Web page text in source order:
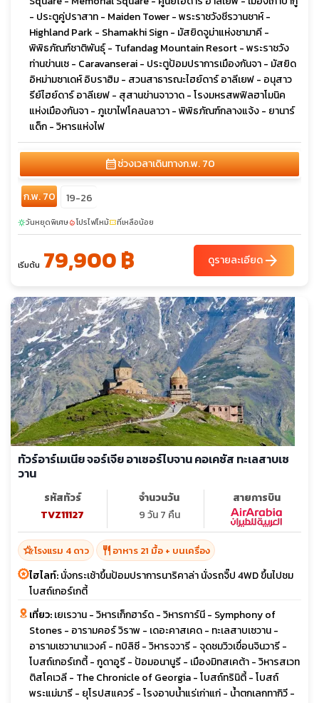
- ประตูคู่ปราสาท - Maiden Tower - พระราชวังชีรวานชาห์ -
Highland Park - Shamakhi Sign - มัสยิดจูม่าแห่งชามาคี -
พิพิธภัณฑ์ชาติพันธุ์ - Tufandag Mountain Resort - พระราชวัง
ท่านข่านเซ - Caravanserai - ประตูป้อมปราการเมืองกันจา - มัสยิด
อิหม่ามซาเดห์ อิบราฮิม - สวนสาธารณะไฮย์ดาร์ อาลีเยฟ - อนุสาว
รีย์ไฮย์ดาร์ อาลีเยฟ - สุสานข่านจาวาด - โรงมหรสพฟิลฮาโมนิค
แห่งเมืองกันจา - ภูเขาไฟโคลนลาวา - พิพิธภัณฑ์กลางแจ้ง - ยานาร์
แด็ก - วิหารแห่งไฟ
calendar_monthช่วงเวลาเดินทางก.พ. 70
ก.พ. 70 19-26
sunnyวันหยุดพิเศษlocal_fire_departmentโปรไฟไหม้confirmation_numberที่เหลือน้อย
เริ่มต้น 79,900 ฿ ดูรายละเอียดarrow_forward
ทัวร์อาร์เมเนีย จอร์เจีย อาเซอร์ไบจาน คอเคซัส ทะเลสาบเซ
วาน
รหัสทัวร์
TVZ11127
จำนวนวัน
9 วัน 7 คืน
สายการบิน
hotel_classโรงแรม 4 ดาว restaurant อาหาร 21 มื้อ + บนเครื่อง
ไฮไลท์:นั่งกระเช้าขึ้นป้อมปราการนาริคาล่า นั่งรถจิ๊ป 4WD ขึ้นไปชม
โบสถ์เกอร์เกตี้
เที่ยว:เยเรวาน - วิหารเก็กฮาร์ด - วิหารการ์นี - Symphony of
Stones - อารามคอร์ วิราพ - เดอะคาสเคด - ทะเลสาบเซวาน -
อารามเซวานาแวงค์ - ทบิลิซี - วิหารจวารี - จุดชมวิวเขื่อนจินวารี -
โบสถ์เกอร์เกตี้ - กูดาอูรี - ป้อมอนานูรี - เมืองมิทสเคต้า - วิหารสเวท
ติสโคเวลี - The Chronicle of Georgia - โบสถ์ทรินิตี้ - โบสถ์
พระแม่มารี - ยุโรปสแควร์ - โรงอาบน้ำแร่เก่าแก่ - น้ำตกเลกทากิวี -